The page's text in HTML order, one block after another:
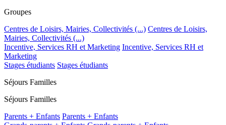
Groupes
Centres de Loisirs, Mairies, Collectivités (...) Centres de Loisirs,
Mairies, Collectivités (...)
Incentive, Services RH et Marketing Incentive, Services RH et
Marketing
Stages étudiants Stages étudiants
Séjours Familles
Séjours Familles
Parents + Enfants Parents + Enfants